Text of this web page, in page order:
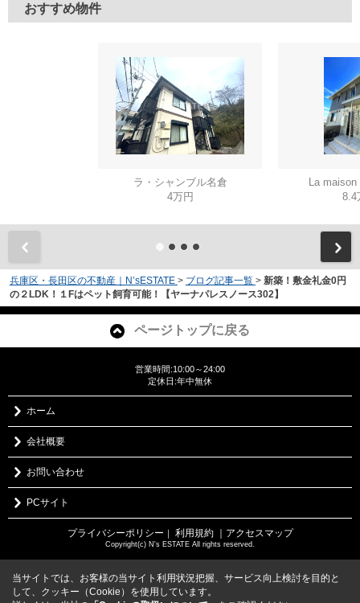
おすすめ物件
ラ・シャンブル名倉
4万円
La maison
8.4
兵庫区・長田区の不動産｜N’sESTATE > ブログ記事一覧 > 新築！敷金礼金0円
の２LDK！１Fはペット飼育可能！【ヤーナパレスノース302】
ページトップに戻る
営業時間:10:00～24:00
定休日:年中無休
ホーム
会社概要
お問い合わせ
PCサイト
プライバシーポリシー ｜ 利用規約 ｜アクセスマップ
Copyright(c) N's ESTATE All rights reserved.
当サイトでは、お客様の当サイト利用状況把握、サービス向上検討を目的と
して、クッキー（Cookie）を使用しています。